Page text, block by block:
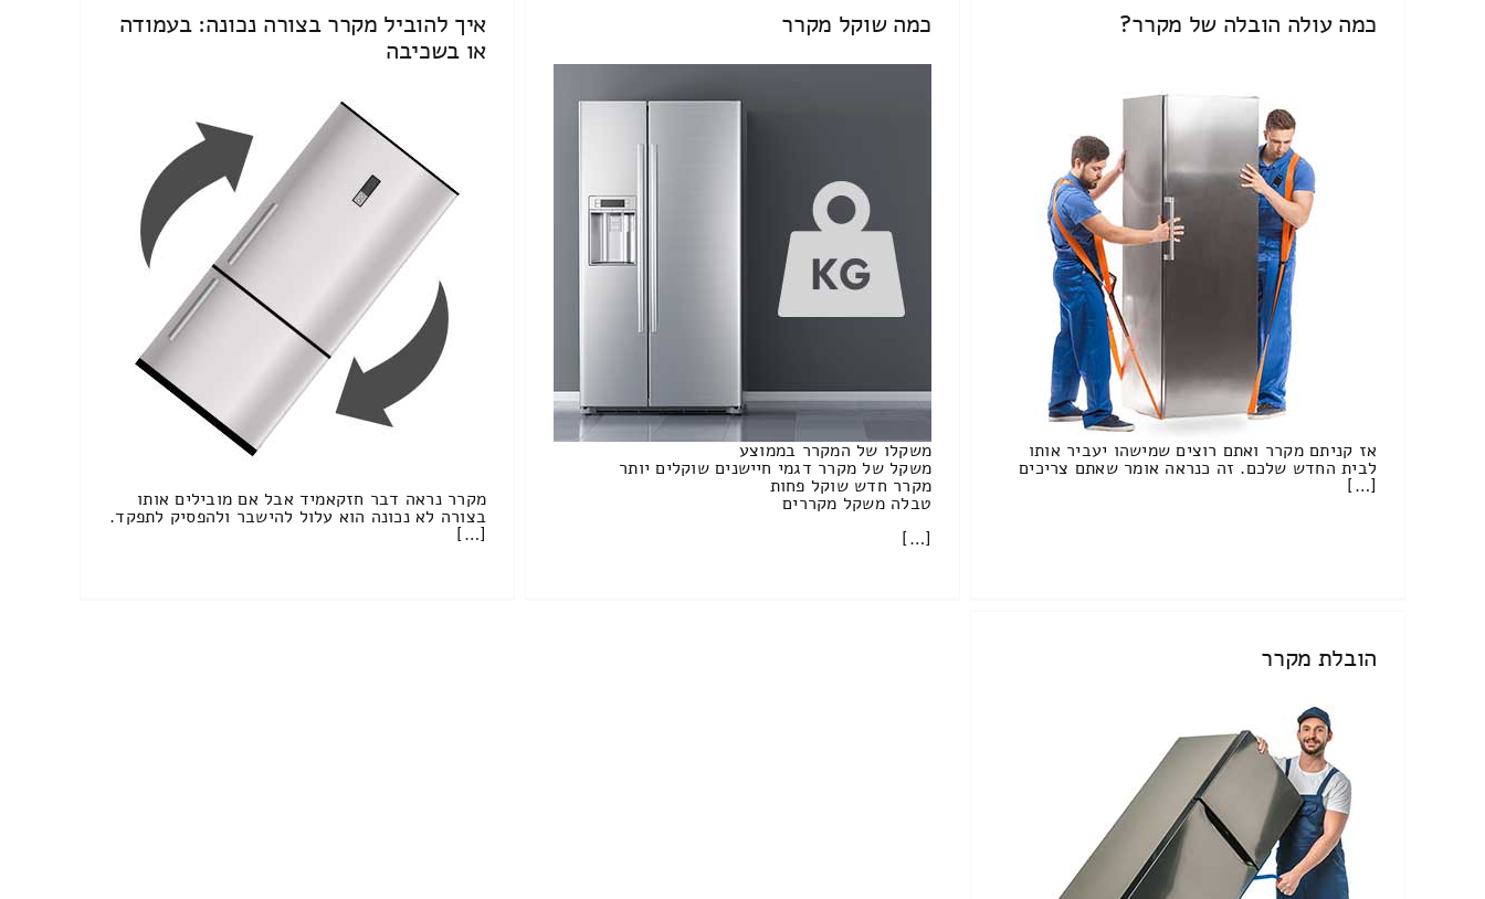
כמה עולה הובלה של מקרר?
אז קניתם מקרר ואתם רוצים שמישהו יעביר אותו
לבית החדש שלכם. זה כנראה אומר שאתם צריכים
[…]
כמה שוקל מקרר
משקלו של המקרר בממוצע
משקל של מקרר דגמי חיישנים שוקלים יותר
מקרר חדש שוקל פחות
טבלה משקל מקררים
[…]
איך להוביל מקרר בצורה נכונה: בעמודה
או בשכיבה
מקרר נראה דבר חזקאמיד אבל אם מובילים אותו
בצורה לא נכונה הוא עלול להישבר ולהפסיק לתפקד.
[…]
הובלת מקרר